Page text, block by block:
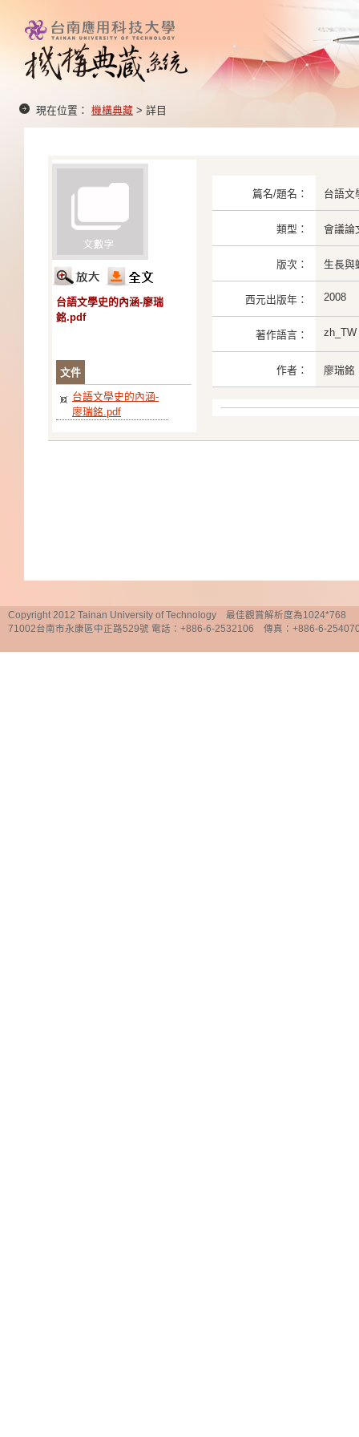
現在位置： 機構典藏 > 詳目
台語文學史的內涵-廖瑞
銘.pdf
文件
台語文學史的內涵-
廖瑞銘.pdf
篇名/題名： 台語文
類型： 會議論
版次： 生長與
西元出版年： 2008
著作語言： zh_TW
作者： 廖瑞銘
Copyright 2012 Tainan University of Technology 最佳觀賞解析度為1024*768
71002台南市永康區中正路529號 電話：+886-6-2532106 傳真：+886-6-